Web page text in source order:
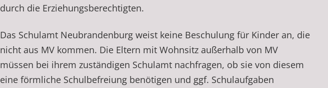
durch die Erziehungsberechtigten.
Das Schulamt Neubrandenburg weist keine Beschulung für Kinder an, die
nicht aus MV kommen. Die Eltern mit Wohnsitz außerhalb von MV
müssen bei ihrem zuständigen Schulamt nachfragen, ob sie von diesem
eine förmliche Schulbefreiung benötigen und ggf. Schulaufgaben